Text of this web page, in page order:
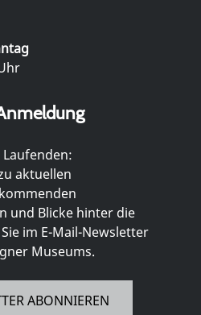
aktuellen
und Blicke hinter die
im E-Mail-Newsletter
Museums.
ABONNIEREN